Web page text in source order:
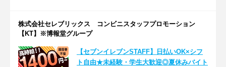
株式会社セレブリックス コンビニスタッフプロモーション
【KT】※博報堂グループ
【セブンイレブンSTAFF】日払いOK×シフ
ト自由★未経験・学生大歓迎◎夏休みバイト